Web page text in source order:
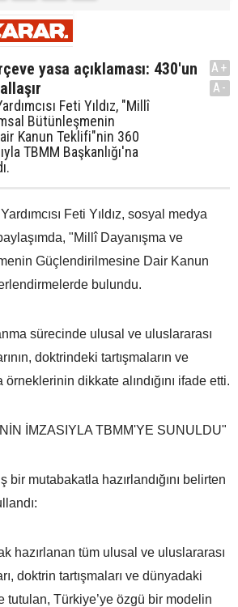
yasa açıklaması: 430'un
Feti Yıldız, "Millî
Bütünleşmenin
Kanun Teklifi"nin 360
TBMM Başkanlığı'na
A+
A-
Feti Yıldız, sosyal medya
"Millî Dayanışma ve
Güçlendirilmesine Dair Kanun
bulundu.
sürecinde ulusal ve uluslararası
doktrindeki tartışmaların ve
dikkate alındığını ifade etti.
İMZASIYLA TBMM'YE SUNULDU"
bir mutabakatla hazırlandığını belirten
hazırlanan tüm ulusal ve uluslararası
doktrin tartışmaları ve dünyadaki
tutulan, Türkiye’ye özgü bir modelin